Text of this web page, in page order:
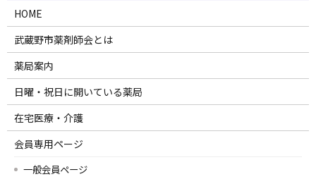
HOME
武蔵野市薬剤師会とは
薬局案内
日曜・祝日に開いている薬局
在宅医療・介護
会員専用ページ
一般会員ページ